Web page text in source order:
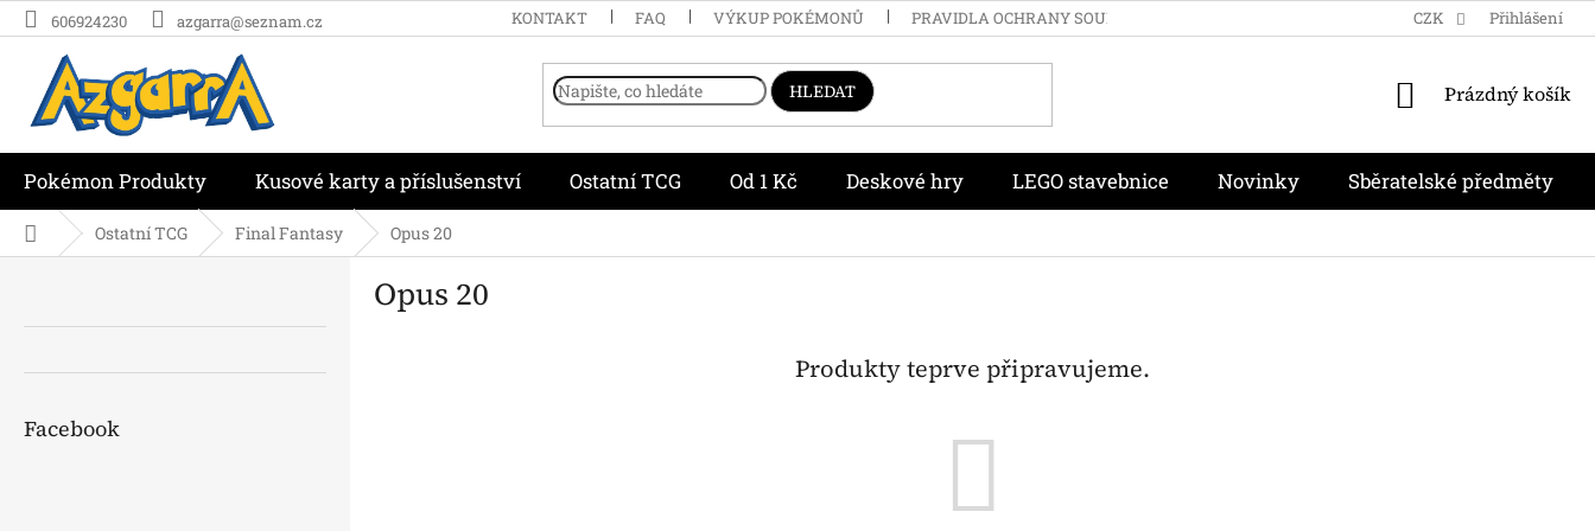
Přejít
na
606924230 azgarra@seznam.cz KONTAKT FAQ VÝKUP POKÉMONŮ PRAVIDLA OCHRANY SOUKROMÍ MOJE OBJEDNÁVKA
CZK Přihlášení
HLEDAT
NÁKUPNÍ
Prázdný košík
Pokémon Produkty Kusové karty a příslušenství Ostatní TCG Od 1 Kč Deskové hry LEGO stavebnice Novinky Sběratelské předměty
Domů Ostatní TCG Final Fantasy Opus 20
Facebook
Opus 20
Produkty teprve připravujeme.